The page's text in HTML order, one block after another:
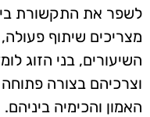
לשפר את התקשורת
מצריכים שיתוף
השיעורים, בני הזוג
וצרכיהם בצורה
האמון והכימיה ביניהם.